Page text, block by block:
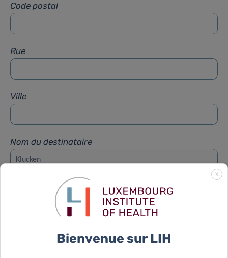
Code postal
Rue
Ville
Nom du destinataire
Prénom du destinataire
X
Bienvenue sur LIH